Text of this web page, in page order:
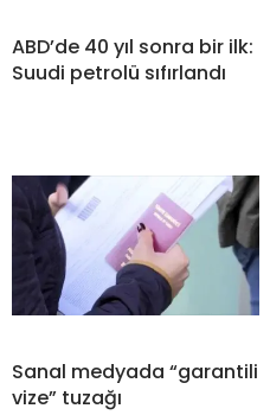
ABD’de 40 yıl sonra bir ilk:
Suudi petrolü sıfırlandı
Sanal medyada “garantili
vize” tuzağı